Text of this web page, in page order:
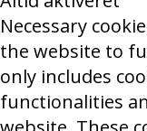
Necessary
the website to
only includes
functionalities